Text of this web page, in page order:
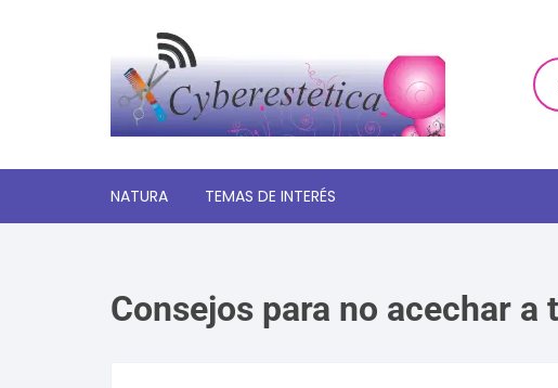
NATURA TEMAS DE INTERÉS
Autoayuda y desarrollo
personal
Consejos para no acechar a